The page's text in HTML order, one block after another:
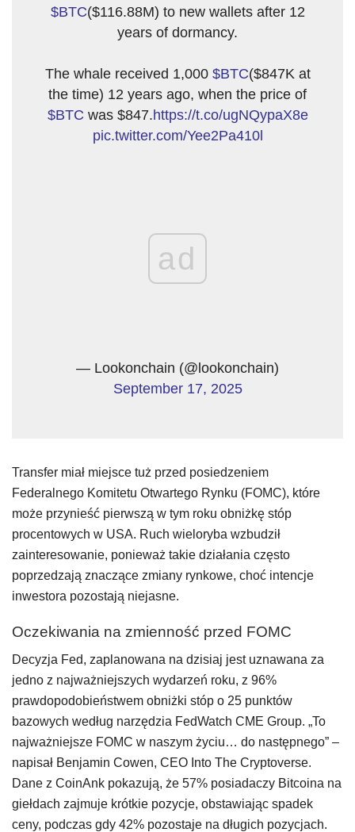
$BTC($116.88M) to new wallets after 12
years of dormancy.
The whale received 1,000 $BTC($847K at
the time) 12 years ago, when the price of
$BTC was $847.https://t.co/ugNQypaX8e
pic.twitter.com/Yee2Pa410l
ad
— Lookonchain (@lookonchain)
September 17, 2025
Transfer miał miejsce tuż przed posiedzeniem
Federalnego Komitetu Otwartego Rynku (FOMC), które
może przynieść pierwszą w tym roku obniżkę stóp
procentowych w USA. Ruch wieloryba wzbudził
zainteresowanie, ponieważ takie działania często
poprzedzają znaczące zmiany rynkowe, choć intencje
inwestora pozostają niejasne.
Oczekiwania na zmienność przed FOMC
Decyzja Fed, zaplanowana na dzisiaj jest uznawana za
jedno z najważniejszych wydarzeń roku, z 96%
prawdopodobieństwem obniżki stóp o 25 punktów
bazowych według narzędzia FedWatch CME Group. „To
najważniejsze FOMC w naszym życiu… do następnego” –
napisał Benjamin Cowen, CEO Into The Cryptoverse.
Dane z CoinAnk pokazują, że 57% posiadaczy Bitcoina na
giełdach zajmuje krótkie pozycje, obstawiając spadek
ceny, podczas gdy 42% pozostaje na długich pozycjach.